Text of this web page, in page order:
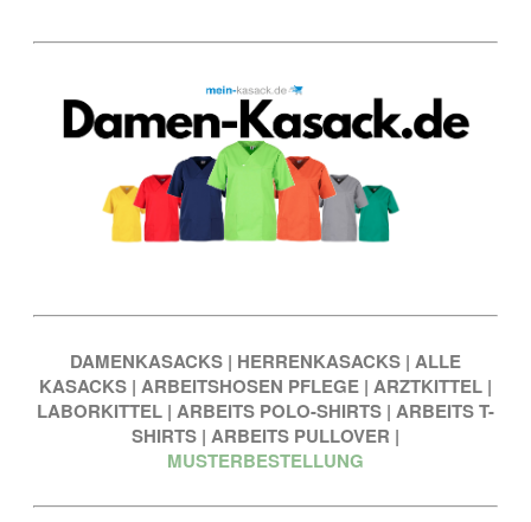
DAMENKASACKS | HERRENKASACKS | ALLE
KASACKS | ARBEITSHOSEN PFLEGE | ARZTKITTEL |
LABORKITTEL | ARBEITS POLO-SHIRTS | ARBEITS T-
SHIRTS | ARBEITS PULLOVER |
MUSTERBESTELLUNG